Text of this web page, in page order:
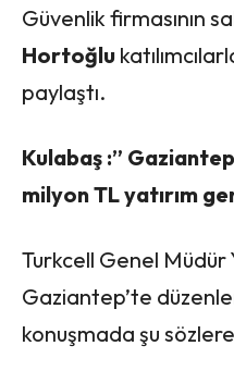
Güvenlik firmasının
Hortoğlu
paylaştı.
Kulabaş :”
milyon TL yatırım
Turkcell Genel Müdür
Gaziantep’te
konuşmada şu